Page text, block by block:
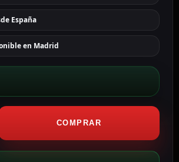
España
en Madrid
COMPRAR